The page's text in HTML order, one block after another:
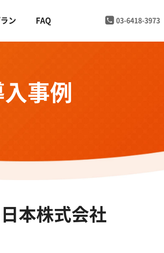
ン FAQ 03-6418-3973
事例
本株式会社